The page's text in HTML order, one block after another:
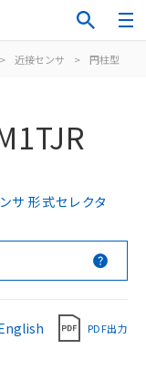
> 近接センサ > 円柱型
サ 形式セレクタ
PDF出力